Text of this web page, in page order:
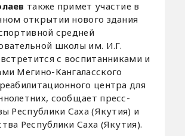
также примет участие в
открытии нового здания
средней
школы им. И.Г.
с воспитанниками и
Мегино-Кангаласского
центра для
сообщает пресс-
Республики Саха (Якутия) и
Республики Саха (Якутия).